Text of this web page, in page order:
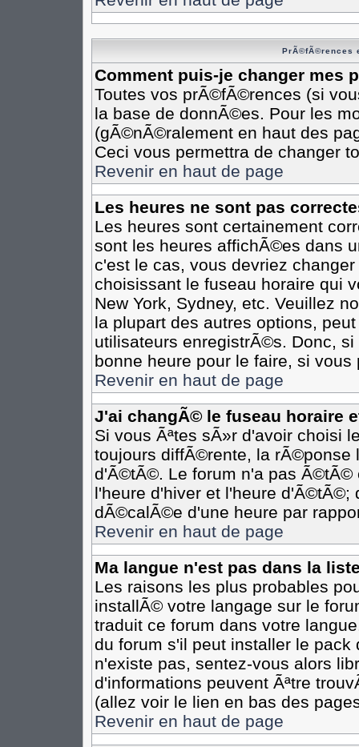
PrÃ©fÃ©rences
Comment puis-je changer mes
Toutes vos prÃ©fÃ©rences (si
la base de donnÃ©es. Pour les
(gÃ©nÃ©ralement en haut des
Ceci vous permettra de changer
Revenir en haut de page
Les heures ne sont pas
Les heures sont certainement
sont les heures affichÃ©es dans
c'est le cas, vous devriez
choisissant le fuseau horaire qui
New York, Sydney, etc. Veuillez
la plupart des autres options,
utilisateurs enregistrÃ©s. Donc,
bonne heure pour le faire, si
Revenir en haut de page
J'ai changÃ© le fuseau horaire
Si vous Ãªtes sÃ»r d'avoir choisi
toujours diffÃ©rente, la
d'Ã©tÃ©. Le forum n'a pas Ã©tÃ©
l'heure d'hiver et l'heure
dÃ©calÃ©e d'une heure par
Revenir en haut de page
Ma langue n'est pas dans la
Les raisons les plus probables
installÃ© votre langage sur le
traduit ce forum dans votre
du forum s'il peut installer le
n'existe pas, sentez-vous alors
d'informations peuvent Ãªtre
(allez voir le lien en bas des
Revenir en haut de page